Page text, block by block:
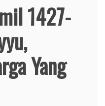
1427-
Yang